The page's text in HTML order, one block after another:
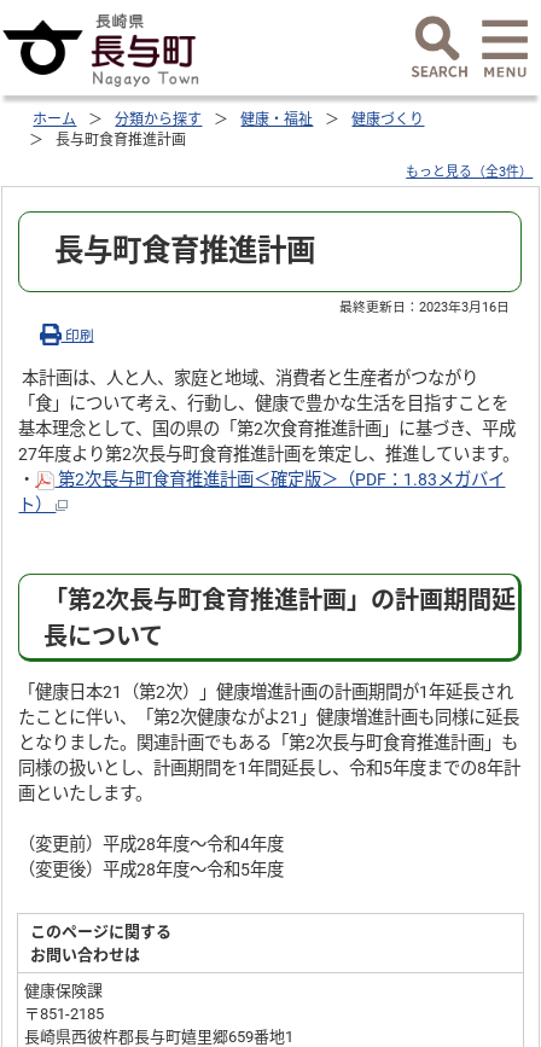
ホーム 分類から探す 健康・福祉
健康づくり
長与町食育推進計画
もっと見る（全3件）
長与町食育推進計画
最終更新日：2023年3月16日
印刷
本計画は、人と人、家庭と地域、消費者と生産者がつながり
「食」について考え、行動し、健康で豊かな生活を目指すことを
基本理念として、国の県の「第2次食育推進計画」に基づき、平成
27年度より第2次長与町食育推進計画を策定し、推進しています。
・
第2次長与町食育推進計画＜確定版＞（PDF：1.83メガバイ
ト）
「第2次長与町食育推進計画」の計画期間延
長について
「健康日本21（第2次）」健康増進計画の計画期間が1年延長され
たことに伴い、「第2次健康ながよ21」健康増進計画も同様に延長
となりました。関連計画でもある「第2次長与町食育推進計画」も
同様の扱いとし、計画期間を1年間延長し、令和5年度までの8年計
画といたします。
（変更前）平成28年度～令和4年度
（変更後）平成28年度～令和5年度
このページに関する
お問い合わせは
健康保険課
〒851-2185
長崎県西彼杵郡長与町嬉里郷659番地1